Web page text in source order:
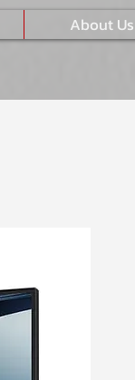
About Us